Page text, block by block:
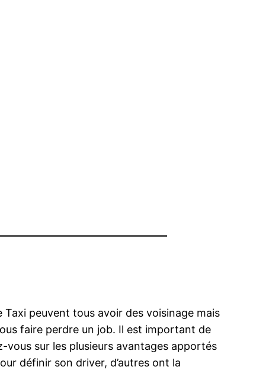
peuvent tous avoir des voisinage mais
faire perdre un job. Il est important de
sur les plusieurs avantages apportés
définir son driver, d’autres ont la